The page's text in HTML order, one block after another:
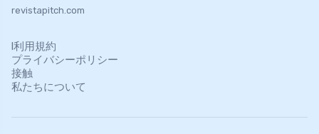
revistapitch.com
l利用規約
プライバシーポリシー
接触
私たちについて